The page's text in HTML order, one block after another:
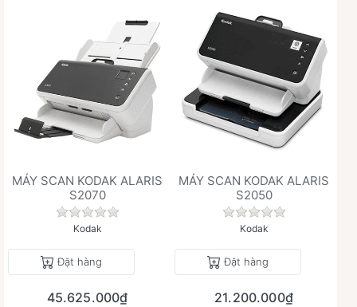
MÁY SCAN KODAK ALARIS
S2070
Chưa có đánh giá nào cho sản phẩm này.
Kodak
Đặt hàng
45.625.000₫
MÁY SCAN KODAK ALARIS
S2050
Chưa có đánh giá
Kodak
Đặt hàng
21.200.000₫